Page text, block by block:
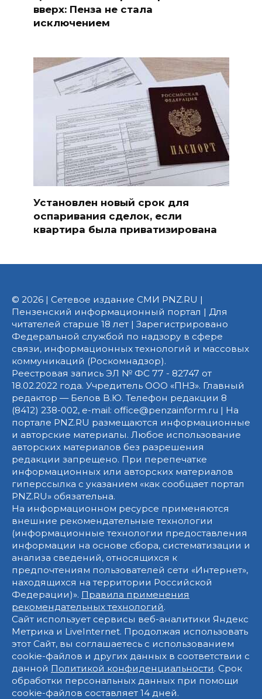
вверх: Пенза не стала
исключением
Установлен новый срок для
оспаривания сделок, если
квартира была приватизирована
© 2026 | Сетевое издание СМИ PNZ.RU |
Пензенский информационный портал | Для
читателей старше 18 лет | Зарегистрировано
Федеральной службой по надзору в сфере
связи, информационных технологий и массовых
коммуникаций (Роскомнадзор).
Реестровая запись ЭЛ № ФС 77 - 82747 от
18.02.2022 года. Учредитель ООО «ПНЗ». Главный
редактор — Белов В.Ю. Телефон редакции 8
(8412) 238-002, e-mail: office@penzainform.ru | На
портале PNZ.RU размещаются информационные
и авторские материалы. Любое использование
авторских материалов без разрешения
редакции запрещено. При перепечатке
информационных или авторских материалов
гиперссылка с указанием «как сообщает портал
PNZ.RU» обязательна.
На информационном ресурсе применяются
внешние рекомендательные технологии
(информационные технологии предоставления
информации на основе сбора, систематизации и
анализа сведений, относящихся к
предпочтениям пользователей сети «Интернет»,
находящихся на территории Российской
Федерации)». Правила применения
рекомендательных технологий.
Сайт использует сервисы веб-аналитики Яндекс
Метрика и LiveInternet. Продолжая использовать
этот Сайт, вы соглашаетесь с использованием
cookie-файлов и других данных в соответствии с
данной Политикой конфиденциальности. Срок
обработки персональных данных при помощи
cookie-файлов составляет 14 дней.